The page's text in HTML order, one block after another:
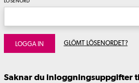
LÖSENORD
LOGGA IN GLÖMT LÖSENORDET?
Saknar du inloggningsuppgifter